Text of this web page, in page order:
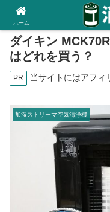
ダイキン
はどれを買う？
PR 当サイトにはアフィ
加湿ストリーマ空気清浄機
ホーム